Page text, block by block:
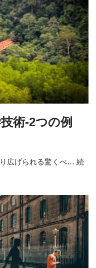
術-2つの例
広げられる驚くべ… 続